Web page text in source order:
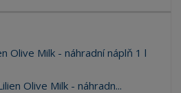
Olive Milk - náhradn...